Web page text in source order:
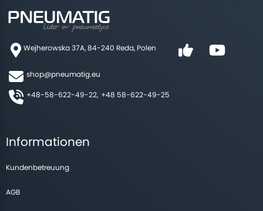
Wejherowska 37A, 84-240 Reda, Polen
shop@pneumatig.eu
+48-58-622-49-22, +48 58-622-49-25
Informationen
Kundenbetreuung
AGB